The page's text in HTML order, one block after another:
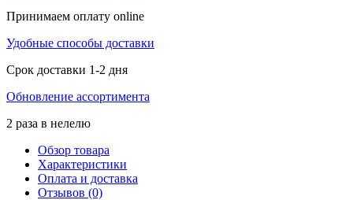
Принимаем оплату online
Удобные способы доставки
Срок доставки 1-2 дня
Обновление ассортимента
2 раза в нелелю
Обзор товара
Характеристики
Оплата и доставка
Отзывов (0)